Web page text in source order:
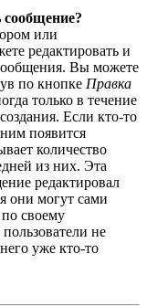
или
редактировать и
Вы можете
по кнопке Правка
только в течение
Если кто-то
появится
количество
из них. Эта
редактировал
они могут сами
своему
не
уже кто-то